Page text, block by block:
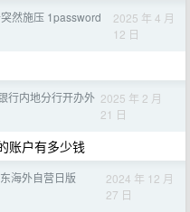
然施压 1password
2025 年 4 月
12 日
行内地分行开办外 2025 年 2 月
21 日
账户有多少钱
海外自营日版
2024 年 12 月
27 日